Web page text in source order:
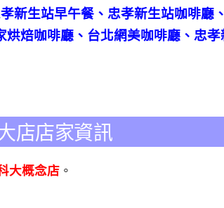
新生站早午餐、忠孝新生站咖啡廳
烘焙咖啡廳、台北網美咖啡廳、忠
店店家資訊
大概念店 。